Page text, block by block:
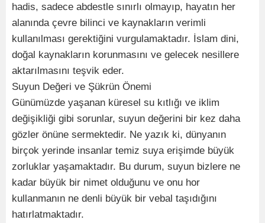
hadis, sadece abdestle sınırlı olmayıp, hayatın her
alanında çevre bilinci ve kaynakların verimli
kullanılması gerektiğini vurgulamaktadır. İslam dini,
doğal kaynakların korunmasını ve gelecek nesillere
aktarılmasını teşvik eder.
Suyun Değeri ve Şükrün Önemi
Günümüzde yaşanan küresel su kıtlığı ve iklim
değişikliği gibi sorunlar, suyun değerini bir kez daha
gözler önüne sermektedir. Ne yazık ki, dünyanın
birçok yerinde insanlar temiz suya erişimde büyük
zorluklar yaşamaktadır. Bu durum, suyun bizlere ne
kadar büyük bir nimet olduğunu ve onu hor
kullanmanın ne denli büyük bir vebal taşıdığını
hatırlatmaktadır.